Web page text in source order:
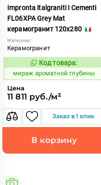
Impronta italgraniti I Cementi
FL06XPA Grey Mat
керамогранит 120x280
Материал:
Керамогранит
984642
Код товара:
мираж ароматной глубины
Цена
11 811 руб./м²
Заказ в 1 клик
В корзину